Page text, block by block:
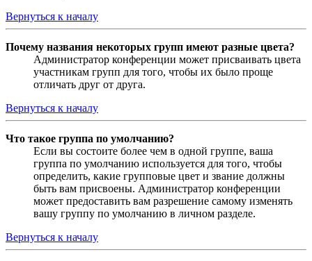
Вернуться к началу
Почему названия некоторых групп имеют разные цвета?
Администратор конференции может присваивать цвета
участникам групп для того, чтобы их было проще
отличать друг от друга.
Вернуться к началу
Что такое группа по умолчанию?
Если вы состоите более чем в одной группе, ваша
группа по умолчанию используется для того, чтобы
определить, какие групповые цвет и звание должны
быть вам присвоены. Администратор конференции
может предоставить вам разрешение самому изменять
вашу группу по умолчанию в личном разделе.
Вернуться к началу